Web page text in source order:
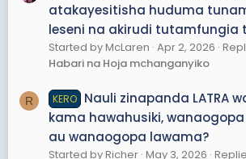
atakayesitisha huduma
leseni na akirudi tutamfungia
Started by McLaren Apr 2, 2026
Habari na Hoja mchanganyiko
R KERO Nauli zinapanda LATRA
kama hawahusiki,
au wanaogopa lawama?
Started by Richer May 3, 2026